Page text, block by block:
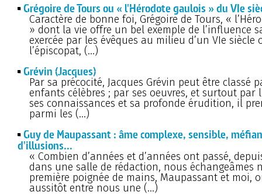
Grégoire de Tours ou « l'Hérodote gaulois » du VIe
Caractère de bonne foi, Grégoire de Tours, «
» dont la vie offre un bel exemple de l’influence
exercée par les évêques au milieu d’un VIe siècle
l’épiscopat, (…)
Grévin (Jacques)
Par sa précocité, Jacques Grévin peut être classé
enfants célèbres ; par ses oeuvres, et surtout par
ses connaissances et sa profonde érudition, il
parmi les (…)
Guy de Maupassant : âme complexe, sensible,
d'illusions...
« Combien d’années et d’années ont passé,
dans une salle de rédaction, nous échangeâmes
première poignée de mains, Maupassant et moi,
aussitôt entre nous une (…)